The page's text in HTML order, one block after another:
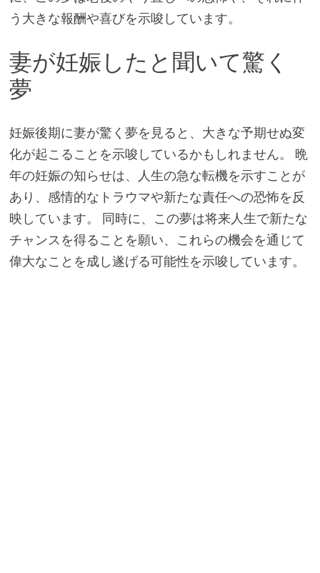
う大きな報酬や喜びを示唆しています。
妻が妊娠したと聞いて驚く
夢
妊娠後期に妻が驚く夢を見ると、大きな予期せぬ変
化が起こることを示唆しているかもしれません。 晩
年の妊娠の知らせは、人生の急な転機を示すことが
あり、感情的なトラウマや新たな責任への恐怖を反
映しています。 同時に、この夢は将来人生で新たな
チャンスを得ることを願い、これらの機会を通じて
偉大なことを成し遂げる可能性を示唆しています。